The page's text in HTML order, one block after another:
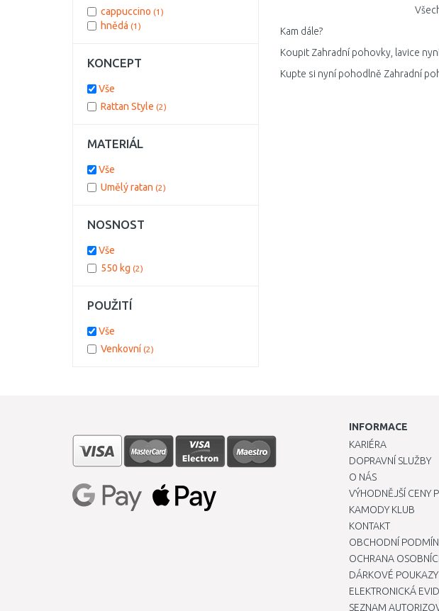
Kam dále?
Koupit Zahradní pohovky, lavice
Kupte si nyní pohodlně Zahradní
cappuccino (1)
hnědá (1)
KONCEPT
Vše
Rattan Style (2)
MATERIÁL
Vše
Umělý ratan (2)
NOSNOST
Vše
550 kg (2)
POUŽITÍ
Vše
Venkovní (2)
INFORMACE
KARIÉRA
DOPRAVNÍ SLUŽBY
O NÁS
VÝHODNĚJŠÍ CENY
KAMODY KLUB
KONTAKT
OBCHODNÍ
OCHRANA
DÁRKOVÉ POUKAZY
ELEKTRONICKÁ
SEZNAM